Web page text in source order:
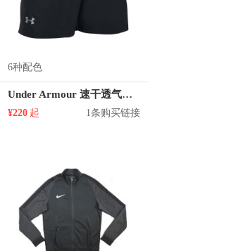
6种配色
Under Armour 速干透气短裤 男女同款 1289312
¥220 起 1条购买链接